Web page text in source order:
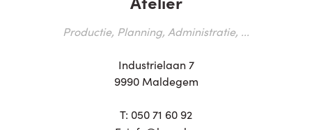
Productie, Planning, Administratie, ...
Industrielaan 7
9990 Maldegem
T: 050 71 60 92